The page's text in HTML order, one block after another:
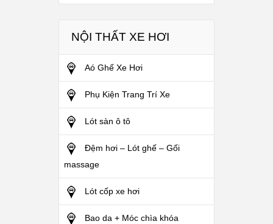
NỘI THẤT XE HƠI
Aó Ghế Xe Hơi
Phụ Kiện Trang Trí Xe
Lót sàn ô tô
Đệm hơi – Lót ghế – Gối
massage
Lót cốp xe hơi
Bao da + Móc chìa khóa